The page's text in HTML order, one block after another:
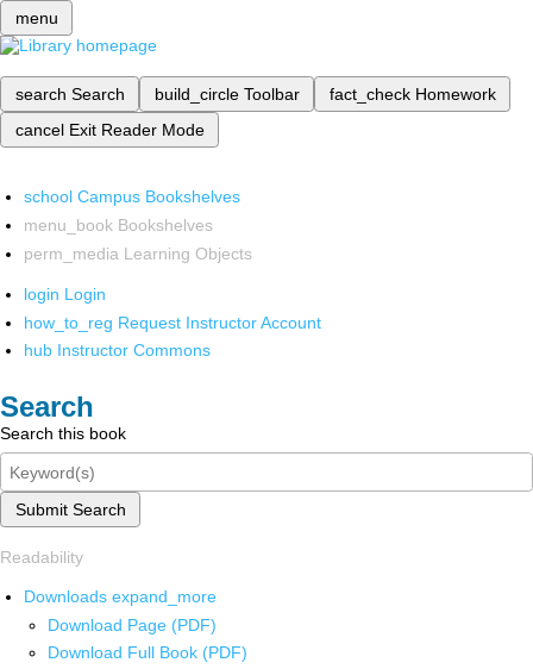
menu
search Search build_circle Toolbar fact_check Homework
cancel Exit Reader Mode
school Campus Bookshelves
menu_book Bookshelves
perm_media Learning Objects
login Login
how_to_reg Request Instructor Account
hub Instructor Commons
Search
Search this book
Submit Search
Readability
Downloads expand_more
Download Page (PDF)
Download Full Book (PDF)